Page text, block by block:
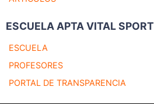
ESCUELA APTA VITAL SPORT
ESCUELA
PROFESORES
PORTAL DE TRANSPARENCIA